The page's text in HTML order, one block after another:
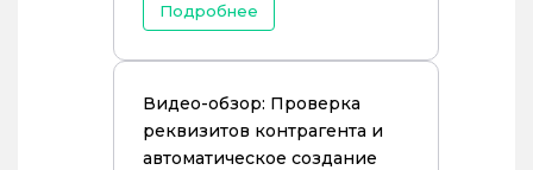
Подробнее
Видео-обзор: Проверка
реквизитов контрагента и
автоматическое создание